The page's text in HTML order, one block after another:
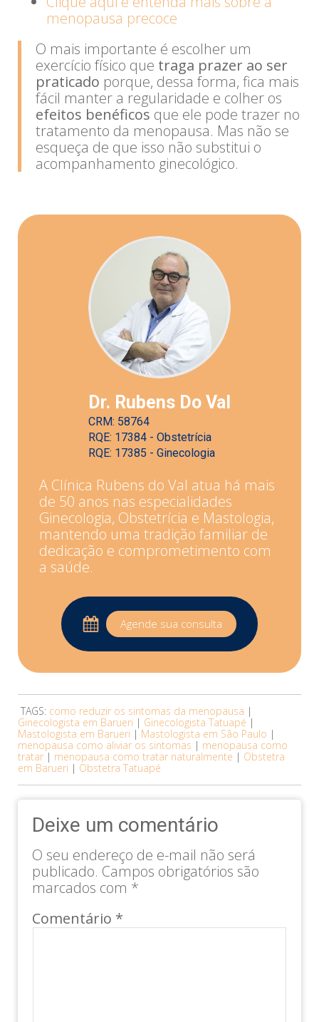
menopausa precoce
O mais importante é escolher um
exercício físico que traga prazer ao ser
praticado porque, dessa forma, fica mais
fácil manter a regularidade e colher os
efeitos benéficos que ele pode trazer no
tratamento da menopausa. Mas não se
esqueça de que isso não substitui o
acompanhamento ginecológico.
Dr. Rubens Do Val
CRM: 58764
RQE: 17384 - Obstetrícia
RQE: 17385 - Ginecologia
A Clínica Rubens do Val atua há mais
de 50 anos nas especialidades
Ginecologia, Obstetrícia e Mastologia,
mantendo uma tradição familiar de
dedicação e comprometimento com
a saúde.
Agende sua consulta
TAGS: como reduzir os sintomas da menopausa |
Ginecologista em Barueri | Ginecologista Tatuapé |
Mastologista em Barueri | Mastologista em São Paulo |
menopausa como aliviar os sintomas | menopausa como
tratar | menopausa como tratar naturalmente | Obstetra
em Barueri | Obstetra Tatuapé
Deixe um comentário
O seu endereço de e-mail não será
publicado. Campos obrigatórios são
marcados com *
Comentário *